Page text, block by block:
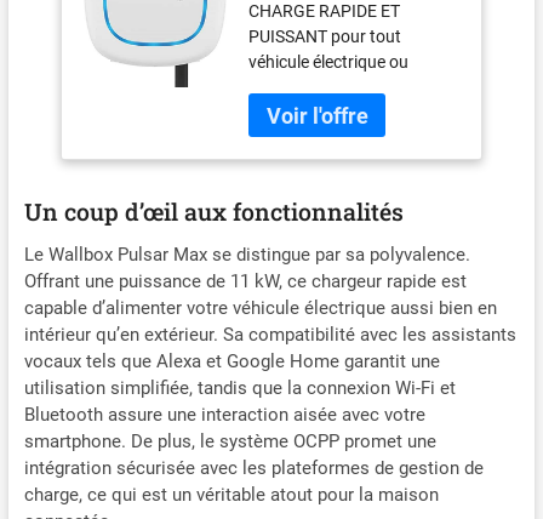
(11 KW, Type 2, Wi-FI,
Bluetooth, OCPP,
Intérieur/Extérieur,
5m, Installation
Facile), Compatible
avec Alexa Et Google
Home, Blanc
CHARGE RAPIDE ET
PUISSANT pour tout
véhicule électrique ou
rapide qu'une prise
standard. ÉCONOMISEZ DE
L'ARGENT ET DE L'ÉNERGIE
énergétiques élevés et
est la plus propre et la
moins chère en définissant
des programmes de charge
en heures creuses
directement dans
l'application myWallbox.
Installation Facile- La
conception simple du
montage mural et la
protection intégrée contre
Un coup d’œil aux fonctionnalités
Le Wallbox Pulsar Max se distingue par sa polyvalence.
Offrant une puissance de 11 kW, ce chargeur rapide est
capable d’alimenter votre véhicule électrique aussi bien en
intérieur qu’en extérieur. Sa compatibilité avec les assistants
vocaux tels que Alexa et Google Home garantit une
utilisation simplifiée, tandis que la connexion Wi-Fi et
Bluetooth assure une interaction aisée avec votre
smartphone. De plus, le système OCPP promet une
intégration sécurisée avec les plateformes de gestion de
charge, ce qui est un véritable atout pour la maison